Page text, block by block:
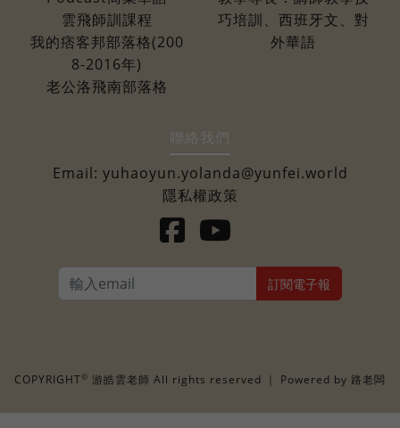
雲飛師訓課程
我的痞客邦部落格(200
8-2016年)
老公洛飛南部落格
巧培訓、西班牙文、對
外華語
聯絡我們
Email: yuhaoyun.yolanda@yunfei.world
隱私權政策
訂閱電子報
COPYRIGHT© 游皓雲老師 All rights reserved ｜ Powered by 路老闆